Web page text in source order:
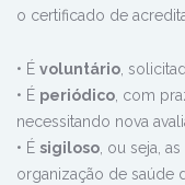
o certificado de
• É voluntário,
• É periódico, com
necessitando nova
• É sigiloso, ou seja,
organização de saúde